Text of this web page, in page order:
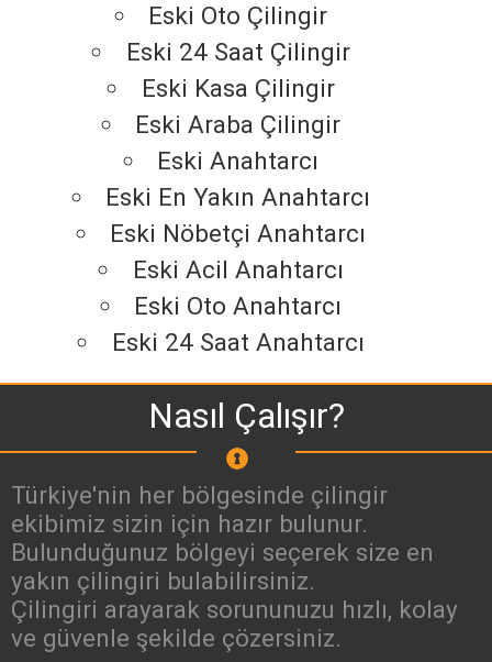
Eski Oto Çilingir
Eski 24 Saat Çilingir
Eski Kasa Çilingir
Eski Araba Çilingir
Eski Anahtarcı
Eski En Yakın Anahtarcı
Eski Nöbetçi Anahtarcı
Eski Acil Anahtarcı
Eski Oto Anahtarcı
Eski 24 Saat Anahtarcı
Nasıl Çalışır?
Türkiye'nin her bölgesinde çilingir
ekibimiz sizin için hazır bulunur.
Bulunduğunuz bölgeyi seçerek size en
yakın çilingiri bulabilirsiniz.
Çilingiri arayarak sorununuzu hızlı, kolay
ve güvenle şekilde çözersiniz.